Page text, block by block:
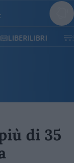
SOSTIENICI
di 35